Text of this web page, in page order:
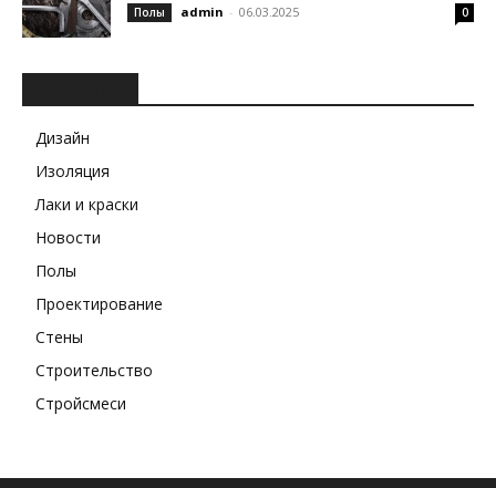
Полы admin - 06.03.2025 0
Дизайн
Изоляция
Лаки и краски
Новости
Полы
Проектирование
Стены
Строительство
Стройсмеси